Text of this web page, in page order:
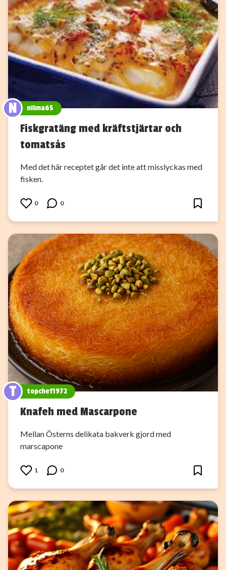
N nilma65
Fiskgratäng med kräftstjärtar och
tomatsås
Med det här receptet går det inte att misslyckas med
fisken.
0 0
T topchef1972
Knafeh med Mascarpone
Mellan Österns delikata bakverk gjord med
marscapone
1 0